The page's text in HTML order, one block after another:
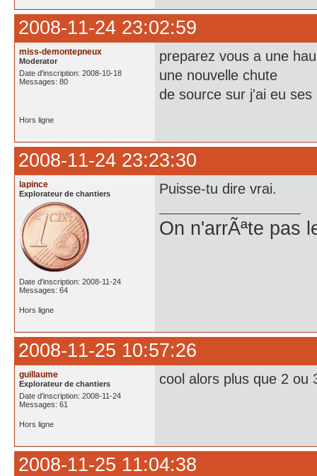
2008-11-24 23:02:59
miss-demontepneux
Moderator
Date d'inscription: 2008-10-18
Messages: 80
preparez vous a une
une nouvelle chute
de source sur j'ai eu ses
Hors ligne
2008-11-24 23:23:30
lapince
Explorateur de chantiers
Date d'inscription: 2008-11-24
Messages: 64
Puisse-tu dire vrai.
On n'arrÃªte pas
Hors ligne
2008-11-25 10:57:26
guillaume
Explorateur de chantiers
Date d'inscription: 2008-11-24
Messages: 61
cool alors plus que 2
Hors ligne
2008-11-25 11:04:38